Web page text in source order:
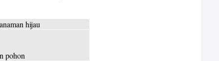
hijau
pohon